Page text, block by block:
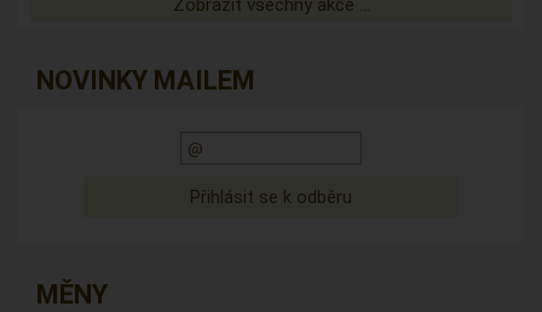
Zobrazit všechny akce ...
NOVINKY MAILEM
MĚNY